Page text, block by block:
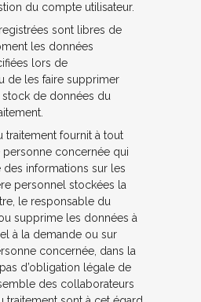
du compte utilisateur.
sont libres de
les données
lors de
de les faire supprimer
de données du
traitement fournit à tout
concernée qui
des informations sur les
personnel stockées la
le responsable du
supprime les données à
à la demande ou sur
concernée, dans la
d’obligation légale de
des collaborateurs